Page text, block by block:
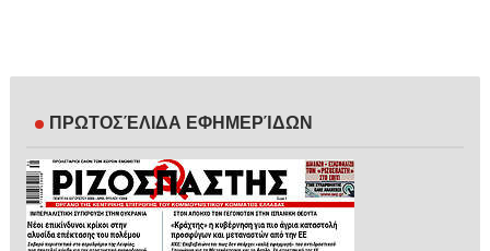
ΠΡΩΤΟΣΈΛΙΔΑ ΕΦΗΜΕΡΊΔΩΝ